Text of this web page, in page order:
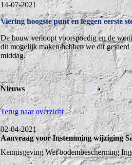
14-07-2021
Viering hoogste punt en leggen eerste
De bouw verloopt voorspoedig en de
dit mogelijk maken hebben we dit gevierd
middag.
Nieuws
Terug naar overzicht
02-04-2021
Aanvraag voor Instemming wijziging
Kennisgeving Wet bodembescherming